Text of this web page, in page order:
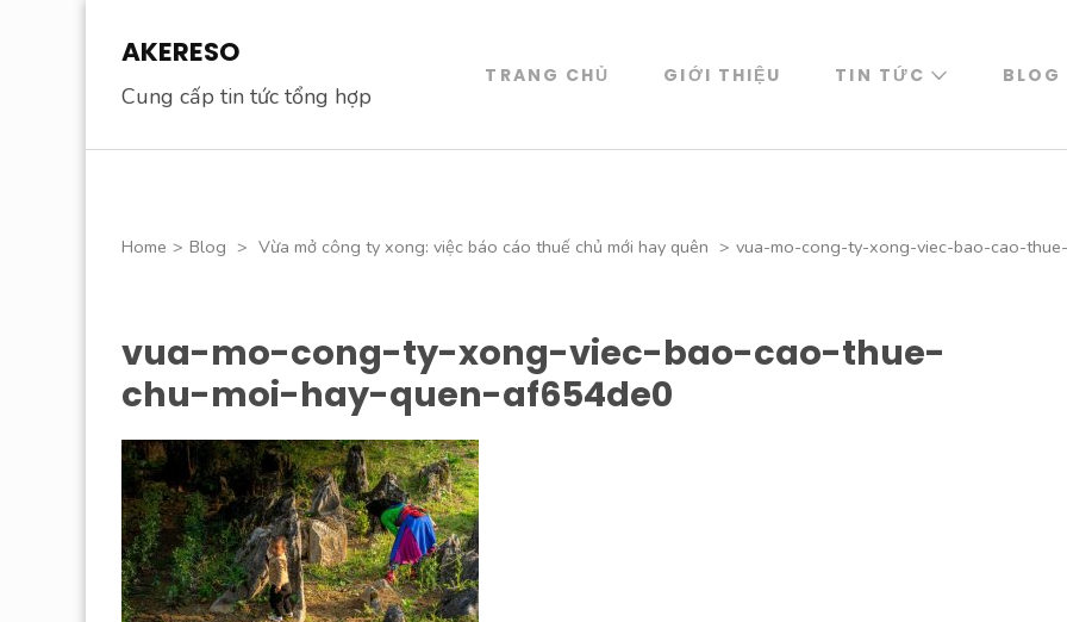
content
Enter)
AKERESO
Cung cấp tin tức tổng hợp
TRANG CHỦ GIỚI THIỆU TIN TỨC BLOG
Home > Blog > Vừa mở công ty xong: việc báo cáo thuế chủ mới hay quên > vua-mo-cong-ty-xong-viec-bao-cao-
vua-mo-cong-ty-xong-viec-bao-cao-thue-
chu-moi-hay-quen-af654de0